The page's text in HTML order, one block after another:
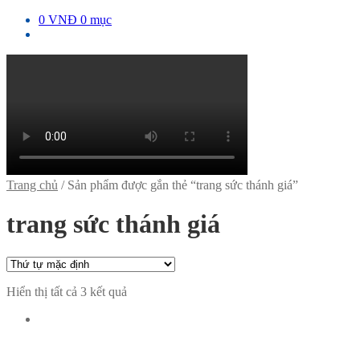
0 VNĐ 0 mục
Trang chủ / Sản phẩm được gắn thẻ “trang sức thánh giá”
trang sức thánh giá
Hiển thị tất cả 3 kết quả